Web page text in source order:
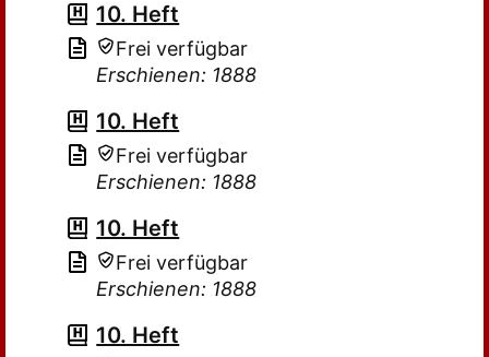
10. Heft
Frei verfügbar
Erschienen: 1888
10. Heft
Frei verfügbar
Erschienen: 1888
10. Heft
Frei verfügbar
Erschienen: 1888
10. Heft